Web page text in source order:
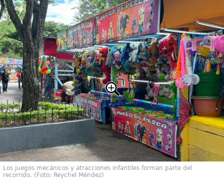
Los juegos mecánicos y atracciones infantiles forman parte del
recorrido. (Foto: Reychel Méndez)